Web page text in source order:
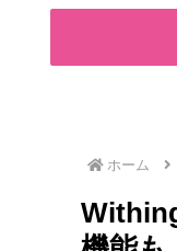
ホーム